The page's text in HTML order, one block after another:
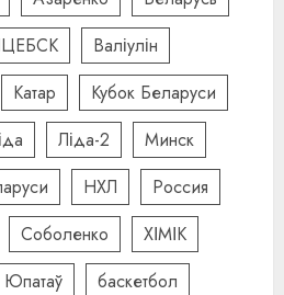
Валіулін
Катар
Кубок Беларуси
Ліда-2
Минск
НХЛ
Россия
Соболенко
ХІМІК
Юпатаў
баскетбол